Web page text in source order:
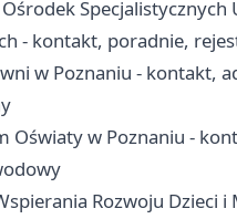
Specjalistycznych
- kontakt, poradnie,
w Poznaniu - kontakt,
Oświaty w Poznaniu -
Rozwoju Dzieci i